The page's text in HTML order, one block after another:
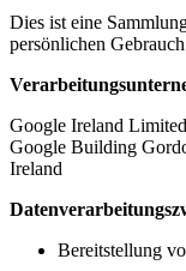
Dies ist eine
persönlichen
Google Ireland Limited
Google Building
Ireland
Bereitstellung